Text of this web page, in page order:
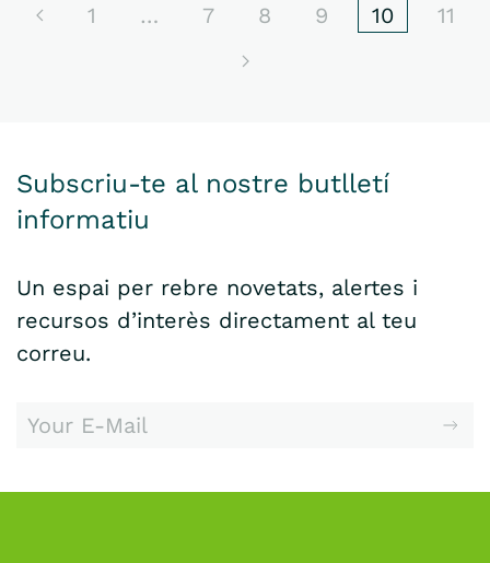
1 … 7 8 9 10 11
Subscriu-te al nostre butlletí
informatiu
Un espai per rebre novetats, alertes i
recursos d’interès directament al teu
correu.